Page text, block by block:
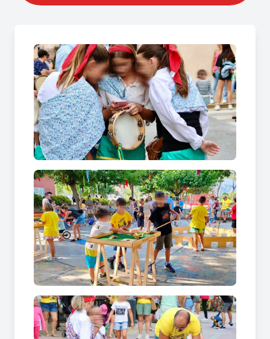
sopar populari un concert inaugural que donen
el tret de sortida a la celebració. Al llarg dels dies,
la programació incorporaconcerts,espectacles
d'humor,xarangues,ball de Festa Major,
sessions amb discjòqueis,havaneresi un
espectacularCorrellums que posa el punt final a
la festa.
La música conviu amb propostes culturals com
unaexposició artística, unaballada de sardanes,
unacercavila tradicional, elrepic de campanes,
elvermut musicali els actes vinculats a la cultura
popular, reforçant la identitat de laFesta Major
dels Hostalets de Pierola.
activitats familiars i participatives
LaFesta Major dels Hostalets de Pierola dedica